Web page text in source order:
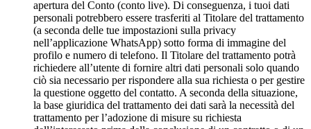
apertura del Conto (conto live). Di conseguenza, i tuoi dati
personali potrebbero essere trasferiti al Titolare del trattamento
(a seconda delle tue impostazioni sulla privacy
nell’applicazione WhatsApp) sotto forma di immagine del
profilo e numero di telefono. Il Titolare del trattamento potrà
richiedere all’utente di fornire altri dati personali solo quando
ciò sia necessario per rispondere alla sua richiesta o per gestire
la questione oggetto del contatto. A seconda della situazione,
la base giuridica del trattamento dei dati sarà la necessità del
trattamento per l’adozione di misure su richiesta